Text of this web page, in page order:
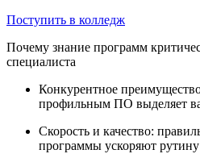
Поступить в колледж
Почему знание программ
специалиста
Конкурентное
профильным ПО выделяет
Скорость и качество:
программы ускоряют